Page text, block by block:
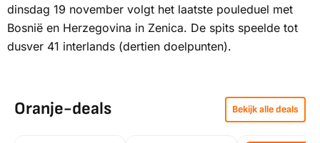
dinsdag 19 november volgt het laatste pouleduel met
Bosnië en Herzegovina in Zenica. De spits speelde tot
dusver 41 interlands (dertien doelpunten).
Oranje-deals Bekijk alle deals